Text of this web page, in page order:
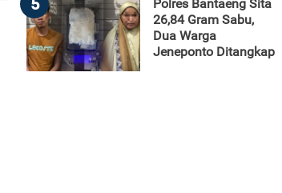
Polres Bantaeng Sita
26,84 Gram Sabu,
Dua Warga
Jeneponto Ditangkap